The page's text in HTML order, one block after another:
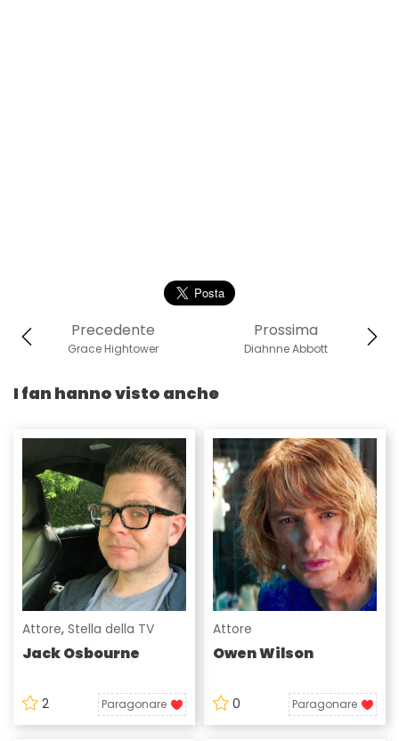
Prossima
Diahnne Abbott
Precedente
Grace Hightower
I fan hanno visto anche
Attore, Stella della TV
Jack Osbourne
2 Paragonare
Attore
Owen Wilson
0 Paragonare